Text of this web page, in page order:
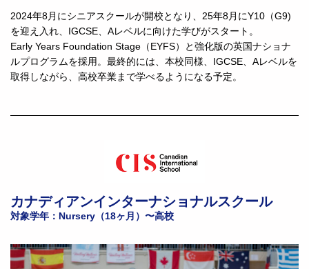
2024年8月にシニアスクールが開校となり、25年8月にY10（G9)
を迎え入れ、IGCSE、Aレベルに向けた学びがスタート。
Early Years Foundation Stage（EYFS）と強化版の英国ナショナ
ルプログラムを採用。最終的には、本校同様、IGCSE、Aレベルを
取得しながら、高校卒業まで学べるようになる予定。
カナディアンインターナショナルスクール
対象学年：Nursery（18ヶ月）〜高校